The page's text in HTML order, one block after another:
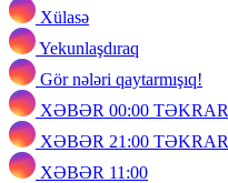
Xülasə
Yekunlaşdıraq
Gör nələri qaytarmışıq!
XƏBƏR 00:00 TƏKRAR
XƏBƏR 21:00 TƏKRAR
XƏBƏR 11:00